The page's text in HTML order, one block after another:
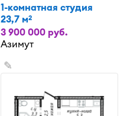
1-комнатная студия
23,7 м2
3 900 000 руб.
Азимут
✎